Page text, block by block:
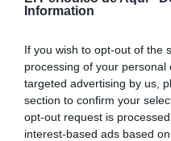
Information
If you wish to opt-out of the
processing of your
targeted advertising by us,
section to confirm your
opt-out request is
interest-based ads based
OPINIÓ
ALBERT LLUECA 17/11/2025
Somriu, que arriba el
desastre
ALBERT LLUECA 03/11/2025